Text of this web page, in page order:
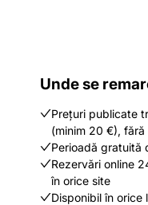
Unde se
Prețuri publicate
(minim 20 €),
Perioadă gratuită
Rezervări online
în orice site
Disponibil în orice